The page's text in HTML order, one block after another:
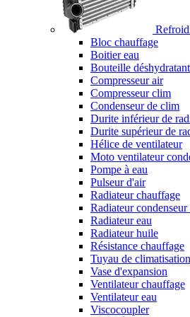
Bloc chauffage
Boitier eau
Bouteille
Compresseur air
Compresseur clim
Condenseur de clim
Durite inférieur de
Durite supérieur de
Hélice de ventilateur
Moto ventilateur
Pompe à eau
Pulseur d'air
Radiateur chauffage
Radiateur
Radiateur eau
Radiateur huile
Résistance chauffage
Tuyau de climatisation
Vase d'expansion
Ventilateur chauffage
Ventilateur eau
Viscocoupler